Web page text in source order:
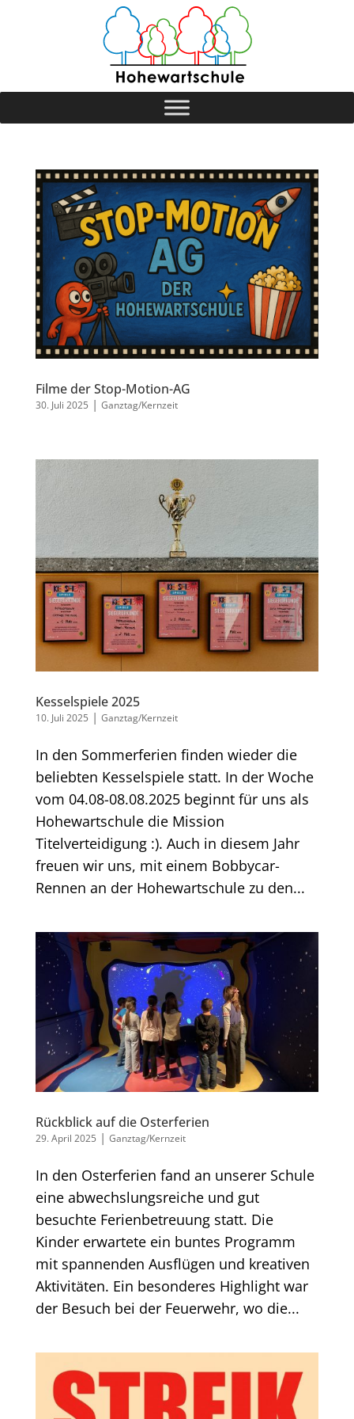
Filme der Stop-Motion-AG
30. Juli 2025 | Ganztag/Kernzeit
Kesselspiele 2025
10. Juli 2025 | Ganztag/Kernzeit
In den Sommerferien finden wieder die
beliebten Kesselspiele statt. In der Woche
vom 04.08-08.08.2025 beginnt für uns als
Hohewartschule die Mission
Titelverteidigung :). Auch in diesem Jahr
freuen wir uns, mit einem Bobbycar-
Rennen an der Hohewartschule zu den...
Rückblick auf die Osterferien
29. April 2025 | Ganztag/Kernzeit
In den Osterferien fand an unserer Schule
eine abwechslungsreiche und gut
besuchte Ferienbetreuung statt. Die
Kinder erwartete ein buntes Programm
mit spannenden Ausflügen und kreativen
Aktivitäten. Ein besonderes Highlight war
der Besuch bei der Feuerwehr, wo die...